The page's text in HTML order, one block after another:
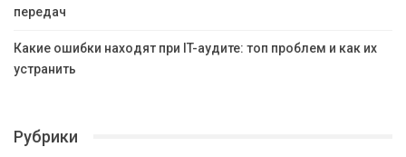
передач
Какие ошибки находят при IT-аудите: топ проблем и как их
устранить
Рубрики